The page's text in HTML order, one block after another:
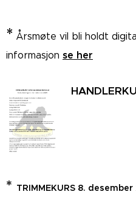
* Årsmøte vil bli holdt
informasjon se her
* TRIMMEKURS 8.